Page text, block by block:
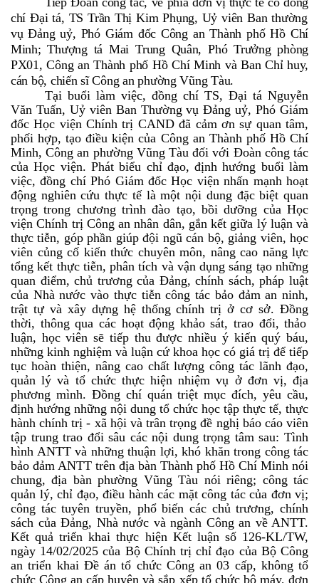
chí Đại tá, TS Trần Thị Kim Phụng, Uỷ viên Ban thường
vụ Đảng uỷ, Phó Giám đốc Công an Thành phố Hồ Chí
Minh; Thượng tá Mai Trung Quân, Phó Trưởng phòng
PX01, Công an Thành phố Hồ Chí Minh và Ban Chỉ huy,
cán bộ, chiến sĩ Công an phường Vũng Tàu.
Tại buổi làm việc, đồng chí TS, Đại tá Nguyễn
Văn Tuấn, Uỷ viên Ban Thường vụ Đảng uỷ, Phó Giám
đốc Học viện Chính trị CANDđã cảm ơn sự quan tâm,
phối hợp, tạo điều kiện của Công an Thành phố Hồ Chí
Minh, Công an phường Vũng Tàuđối với Đoàn công tác
của Học viện. Phát biểu chỉ đạo, định hướng buổi làm
việc, đồng chí Phó Giám đốc Học viện nhấn mạnh hoạt
động nghiên cứu thực tế là một nội dung đặcbiệtquan
trọng trong chương trình đào tạo, bồi dưỡng của Học
viện Chính trị Công an nhân dân, gắn kết giữa lý luận và
thực tiễn, góp phần giúp đội ngũ cán bộ, giảng viên, học
viên củng cố kiến thức chuyên môn, nâng cao năng lực
tổng kết thực tiễn, phân tích và vận dụng sáng tạo những
quan điểm, chủ trương của Đảng, chính sách, pháp luật
của Nhà nước vào thực tiễn công tác bảo đảm an ninh,
trật tự và xây dựng hệ thống chính trị ở cơ sở. Đồng
thời, thông qua các hoạt động khảo sát, trao đổi, thảo
luận, họcviênsẽ tiếp thu được nhiều ý kiến quý báu,
những kinh nghiệm và luận cứ khoa học có giá trị để tiếp
tục hoàn thiện, nâng cao chất lượng công tác lãnh đạo,
quản lý và tổ chức thực hiện nhiệm vụ ở đơn vị, địa
phương mình. Đồng chí quán triệt mục đích, yêu cầu,
định hướng những nội dung tổ chức học tập thực tế, thực
hành chính trị - xã hộivà trân trọng đề nghị báo cáo viên
tập trung trao đổi sâu các nội dung trọng tâm sau: Tình
hình ANTT và những thuận lợi, khó khăn trong công tác
bảo đảm ANTT trên địa bàn Thành phố Hồ Chí Minh nói
chung, địa bàn phường Vũng Tàu nói riêng; công tác
quản lý, chỉ đạo, điều hành các mặt công tác của đơn vị;
công tác tuyên truyền, phổ biến các chủ trương, chính
sách của Đảng, Nhà nước và ngành Công an về ANTT.
Kết quả triển khai thực hiện Kết luận số 126-KL/TW,
ngày 14/02/2025 của Bộ Chính trị chỉ đạo của Bộ Công
an triển khai Đề án tổ chức Công an 03 cấp, không tổ
chức Công an cấp huyện và sắp xếp tổ chức bộ máy, đơn